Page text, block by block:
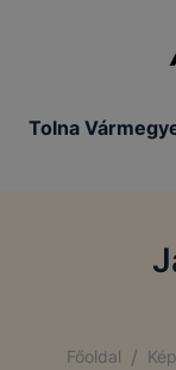
Tolna
Főoldal /